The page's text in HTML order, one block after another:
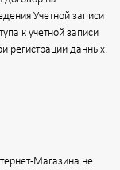
Учетной записи
к учетной записи
регистрации данных.
Магазина не